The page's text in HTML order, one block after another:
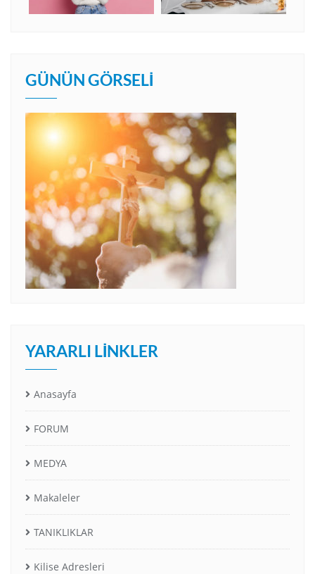
GÜNÜN GÖRSELI
YARARLI LINKLER
Anasayfa
FORUM
MEDYA
Makaleler
TANIKLIKLAR
Kilise Adresleri